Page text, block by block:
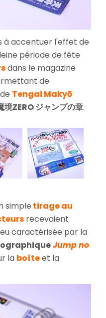
à accentuer l'effet de
période de fête
dans le magazine
de
Tengai Makyō
境ZERO ジャンプの章.
simple tirage au
recevaient
caractérisée par la
Jump no
la boîteet la